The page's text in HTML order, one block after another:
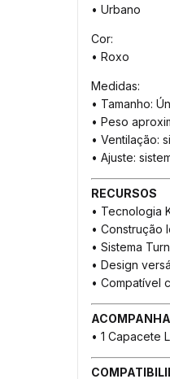
• Urbano
Cor:
• Roxo
Medidas:
• Tamanho:
• Peso
• Ventilação:
• Ajuste:
RECURSOS
• Tecnologia
• Construção
• Sistema
• Design
• Compatível
ACOMPANHA
• 1 Capacete